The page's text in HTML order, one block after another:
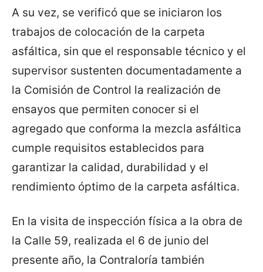
A su vez, se verificó que se iniciaron los
trabajos de colocación de la carpeta
asfáltica, sin que el responsable técnico y el
supervisor sustenten documentadamente a
la Comisión de Control la realización de
ensayos que permiten conocer si el
agregado que conforma la mezcla asfáltica
cumple requisitos establecidos para
garantizar la calidad, durabilidad y el
rendimiento óptimo de la carpeta asfáltica.
En la visita de inspección física a la obra de
la Calle 59, realizada el 6 de junio del
presente año, la Contraloría también